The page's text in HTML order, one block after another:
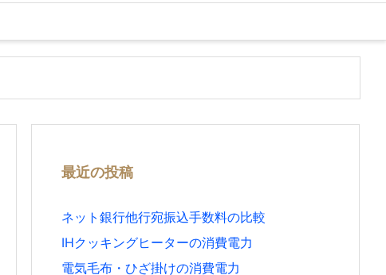
最近の投稿
ネット銀行他行宛振込手数料の比較
IHクッキングヒーターの消費電力
電気毛布・ひざ掛けの消費電力